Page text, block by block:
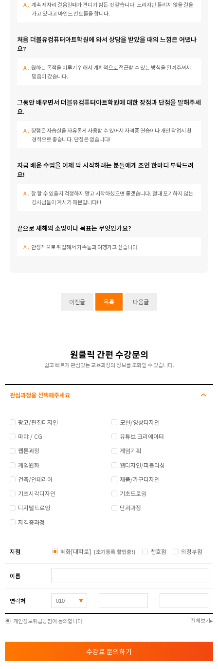
계속 제자리 걸음일때가 견디기 힘든 것 같습니다. 느리지만 틀리지 않을 길을
가고 있다고 마인드 컨트롤을 합니다.
처음 더블유컴퓨터아트학원에 와서 상담을 받았을 때의 느낌은 어땠나
요?
원하는 목적을 이루기 위해서 계획적으로 접근할 수 있는 방식을 알려주셔서
믿음이 갔습니다.
그동안 배우면서 더블유컴퓨터아트학원에 대한 장점과 단점을 말해주세
요.
장점은 자습실을 자유롭게 사용할 수 있어서 자격증 연습이나 개인 작업시 환
경적으로 좋습니다. 단점은 없습니다!
지금 배운 수업을 이제 막 시작하려는 분들에게 조언 한마디 부탁드려
요!
잘 할 수 있을지 걱정하지 말고 시작하셨으면 좋겠습니다. 절대 포기하지 않는
강사님들이 계시기 때문입니다!!!
끝으로 새해의 소망이나 목표는 무엇인가요?
안정적으로 취업해서 가족들과 여행가고 싶습니다.
이전글 목록 다음글
원클릭 간편 수강문의
쉽고 빠르게 관심있는 교육과정의 정보를 조회할 수 있습니다.
관심과정을 선택해주세요
광고/편집디자인
모션/영상디자인
마야 / CG
유튜브 크리에이터
웹툰과정
게임기획
게임원화
웹디자인/퍼블리싱
건축/인테리어
제품/가구디자인
기초시각디자인
기초드로잉
디지털드로잉
단과과정
자격증과정
지점 혜화[대학로] (조기등록 할인중!) 천호점 의정부점
이름
연락처 - -
개인정보취급방침에 동의합니다 전체보기
수강료 문의하기